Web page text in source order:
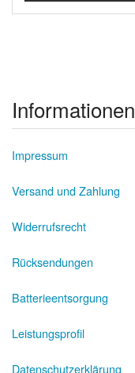
Informationen
Impressum
Versand und Zahlung
Widerrufsrecht
Rücksendungen
Batterieentsorgung
Leistungsprofil
Datenschutzerklärung